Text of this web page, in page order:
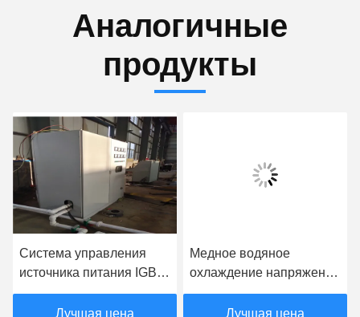
Аналогичные
продукты
Система управления
источника питания IGBT
средней частоты
гибочной машины трубы
Лучшая цена
Медное водяное
охлаждение напряжения
тока индукционной
электропечи 380V
Лучшая цена